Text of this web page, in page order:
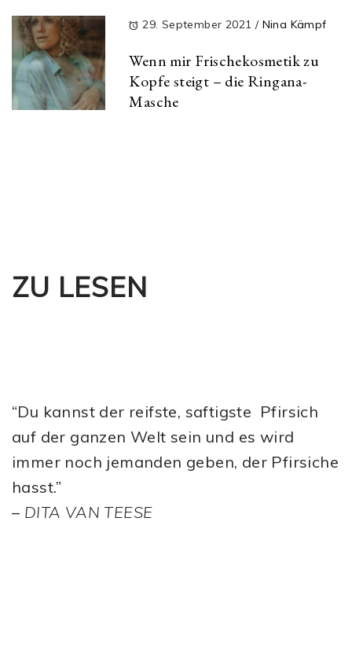
29. September 2021 / Nina Kämpf
Wenn mir Frischekosmetik zu
Kopfe steigt – die Ringana-
Masche
ZU LESEN
“Du kannst der reifste, saftigste Pfirsich
auf der ganzen Welt sein und es wird
immer noch jemanden geben, der Pfirsiche
hasst.”
– DITA VAN TEESE